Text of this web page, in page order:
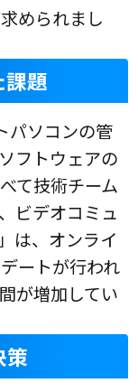
められまし
題
パソコンの管
フトウェアの
て技術チーム
ビデオコミュ
は、オンライ
ートが行われ
が増加してい
策